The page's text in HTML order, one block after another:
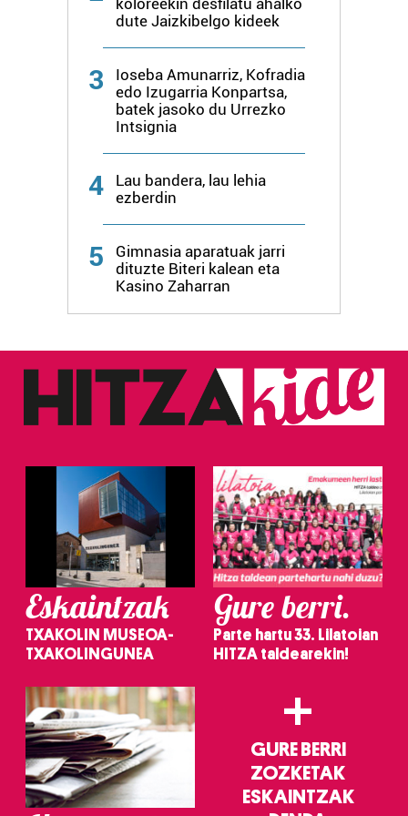
dute Jaizkibelgo kideek
3
Ioseba Amunarriz, Kofradia
edo Izugarria Konpartsa,
batek jasoko du Urrezko
Intsignia
4
Lau bandera, lau lehia
ezberdin
5
Gimnasia aparatuak jarri
dituzte Biteri kalean eta
Kasino Zaharran
Eskaintzak
TXAKOLIN MUSEOA-
TXAKOLINGUNEA
Gure berri.
Parte hartu 33. Lilatoian
HITZA taldearekin!
+
GURE BERRI
ZOZKETAK
ESKAINTZAK